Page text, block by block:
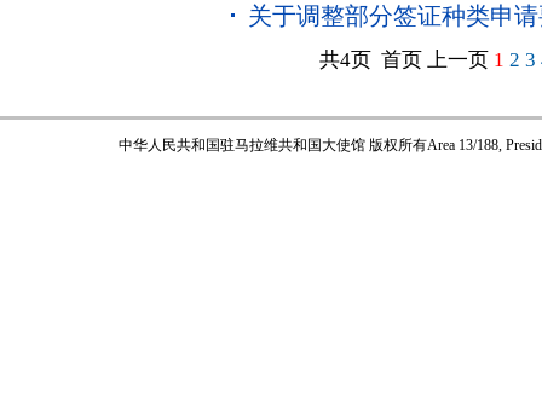
关于调整部分签证种类申
共4页 首页 上一页 1 2 3
中华人民共和国驻马拉维共和国大使馆 版权所有Area 13/188,